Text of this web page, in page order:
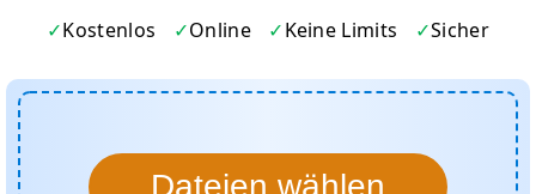
Kostenlos Online Keine Limits Sicher
Dateien wählen